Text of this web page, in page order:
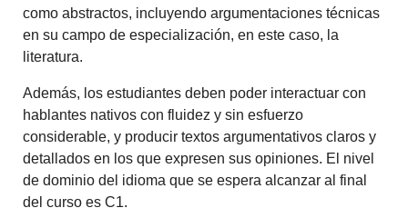
como abstractos, incluyendo argumentaciones técnicas
en su campo de especialización, en este caso, la
literatura.
Además, los estudiantes deben poder interactuar con
hablantes nativos con fluidez y sin esfuerzo
considerable, y producir textos argumentativos claros y
detallados en los que expresen sus opiniones. El nivel
de dominio del idioma que se espera alcanzar al final
del curso es C1.